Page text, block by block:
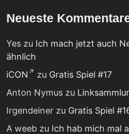
Neueste
Yeszu Ich mach jetzt auch
ähnlich
iCON
zu Gratis Spiel #17
Anton Nymuszu
Irgendeinerzu Gratis Spiel
A weebzu Ich hab mich mal